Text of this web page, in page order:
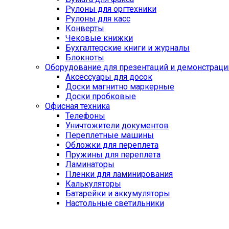
Рулоны для оргтехники
Рулоны для касс
Конверты
Чековые книжки
Бухгалтерские книги и журналы
Блокноты
Оборудование для презентаций и
Аксессуары для досок
Доски магнитно маркерные
Доски пробковые
Офисная техника
Телефоны
Уничтожители документов
Переплетные машины
Обложки для переплета
Пружины для переплета
Ламинаторы
Пленки для ламинирования
Калькуляторы
Батарейки и аккумуляторы
Настольные светильники